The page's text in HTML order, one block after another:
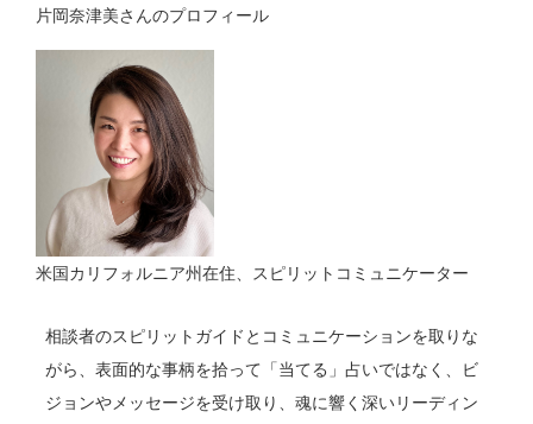
片岡奈津美さんのプロフィール
米国カリフォルニア州在住、スピリットコミュニケーター
相談者のスピリットガイドとコミュニケーションを取りな
がら、表面的な事柄を拾って「当てる」占いではなく、
ビ
ジョンやメッセージを受け取り、魂に響く深いリーディン